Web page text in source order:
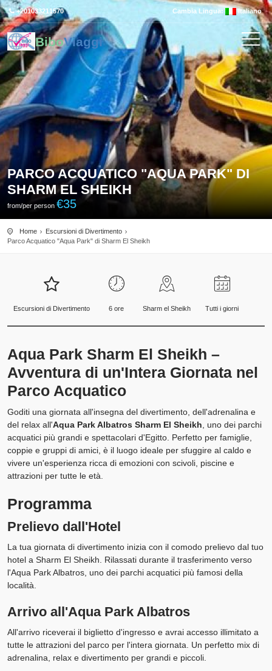
+201033211570 Cambia Lingua: Italiano
BiboViaggi
PARCO ACQUATICO "AQUA PARK" DI
SHARM EL SHEIKH
from/per person €35
Home
Escursioni di Divertimento
Parco Acquatico "Aqua Park" di Sharm El Sheikh
Escursioni di Divertimento 6 ore Sharm el Sheikh Tutti i giorni
Aqua Park Sharm El Sheikh –
Avventura di un'Intera Giornata nel
Parco Acquatico
Goditi una giornata all'insegna del divertimento, dell'adrenalina e
del relax all'Aqua Park Albatros Sharm El Sheikh , uno dei parchi
acquatici più grandi e spettacolari d'Egitto. Perfetto per famiglie,
coppie e gruppi di amici, è il luogo ideale per sfuggire al caldo e
vivere un'esperienza ricca di emozioni con scivoli, piscine e
attrazioni per tutte le età.
Programma
Prelievo dall'Hotel
La tua giornata di divertimento inizia con il comodo prelievo dal tuo
hotel a Sharm El Sheikh. Rilassati durante il trasferimento verso
l'Aqua Park Albatros, uno dei parchi acquatici più famosi della
località.
Arrivo all'Aqua Park Albatros
All'arrivo riceverai il biglietto d'ingresso e avrai accesso illimitato a
tutte le attrazioni del parco per l'intera giornata. Un perfetto mix di
adrenalina, relax e divertimento per grandi e piccoli.